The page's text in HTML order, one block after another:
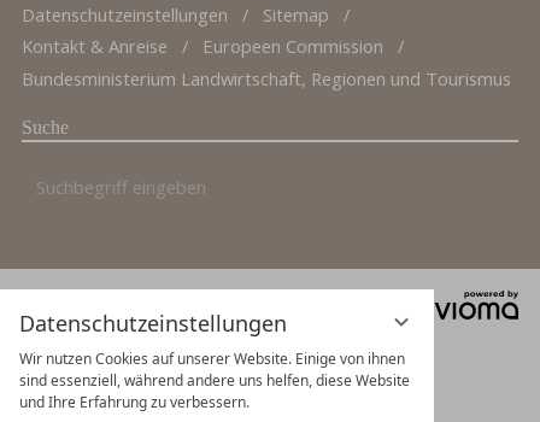
Datenschutzeinstellungen
Wir nutzen Cookies auf unserer Website. Einige von ihnen
sind essenziell, während andere uns helfen, diese Website
und Ihre Erfahrung zu verbessern.
Datenschutzeinstellungen
Sitemap
Kontakt & Anreise
Europeen Commission
Bundesministerium Landwirtschaft, Regionen und Tourismus
Suche
Europäischer Union